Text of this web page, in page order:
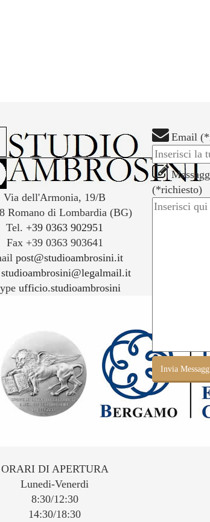
Via dell'Armonia, 19/B
Romano di Lombardia (BG)
Tel. +39 0363 902951
Fax +39 0363 903641
post@studioambrosini.it
studioambrosini@legalmail.it
ufficio.studioambrosini
ORARI DI APERTURA
Lunedi-Venerdi
8:30/12:30
14:30/18:30
Email
(*richiesto)